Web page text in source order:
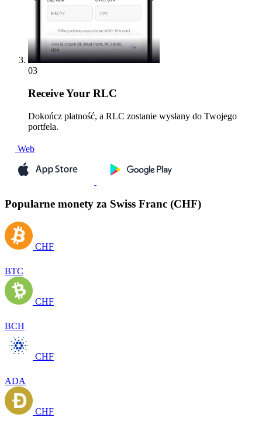
03
ReceiveYour RLC
Dokończ płatność, a RLC zostanie wysłany do Twojego
portfela.
Web
Popularne monety za Swiss Franc (CHF)
CHF
BTC
CHF
BCH
CHF
ADA
CHF